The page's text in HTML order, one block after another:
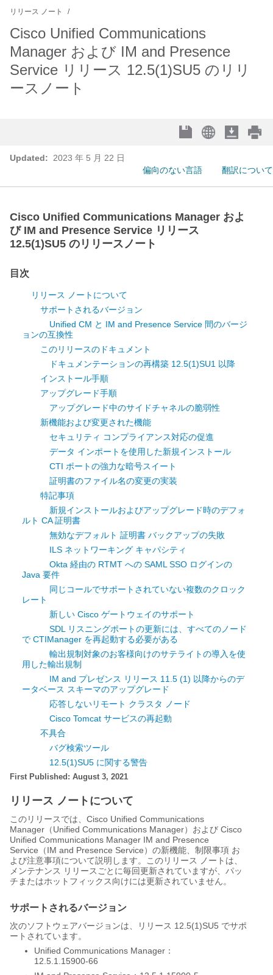
リリース ノート
Cisco Unified Communications
Manager および IM and Presence
Service リリース 12.5(1)SU5 のリリ
ースノート
Updated:
2023 年 5 月 22 日
偏向のない言語
翻訳について
Cisco Unified Communications Manager およ
び IM and Presence Service リリース
12.5(1)SU5 のリリースノート
目次
リリース ノートについて
サポートされるバージョン
Unified CM と IM and Presence Service 間のバージ
ョンの互換性
このリリースのドキュメント
ドキュメンテーションの再構築 12.5(1)SU1 以降
インストール手順
アップグレード手順
アップグレード中のサイドチャネルの脆弱性
新機能および変更された機能
セキュリティ コンプライアンス対応の促進
データ インポートを使用した新規インストール
CTI ポートの強力な暗号スイート
証明書のファイル名の変更の実装
特記事項
新規インストールおよびアップグレード時のデフォ
ルト CA 証明書
無効なデフォルト 証明書 バックアップの失敗
ILS ネットワーキング キャパシティ
Okta 経由の RTMT への SAML SSO ログインの
Java 要件
同じコールでサポートされていない複数のクロック
レート
新しい Cisco ゲートウェイのサポート
SDL リスニングポートの更新には、すべてのノード
で CTIManager を再起動する必要がある
輸出規制対象のお客様向けのサテライトの導入を使
用した輸出規制
IM and プレゼンス リリース 11.5 (1) 以降からのデ
ータベース スキーマのアップグレード
応答しないリモート クラスタ ノード
Cisco Tomcat サービスの再起動
不具合
バグ検索ツール
12.5(1)SU5 に関する警告
First Published: August 3, 2021
リリース ノートについて
このリリースでは、Cisco Unified Communications
Manager （Unified Communications Manager） および Cisco
Unified Communications Manager IM and Presence
Service （IM and Presence Service） の新機能、制限事項 お
よび注意事項について説明します。このリリース ノートは、
メンテナンス リリースごとに毎回更新されていますが、パッ
チまたはホットフィックス向けには更新されていません。
サポートされるバージョン
次のソフトウェアバージョンは、リリース 12.5(1)SU5 でサポ
ートされています。
Unified Communications Manager：
12.5.1.15900-66